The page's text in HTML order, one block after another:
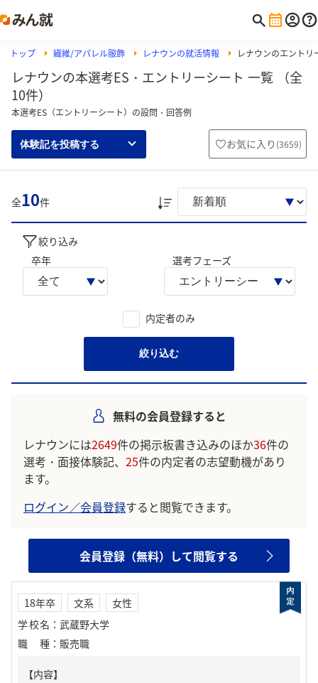
トップ 繊維/アパレル服飾 レナウンの就活情報 レナウンのエントリ
レナウンの本選考ES・エントリーシート 一覧 （全
10件）
本選考ES（エントリーシート）の設問・回答例
体験記を投稿する お気に入り (3659)
全10件
絞り込み
卒年
選考フェーズ
内定者のみ
絞り込む
無料の会員登録すると
レナウンには2649件の掲示板書き込みのほか36件の
選考・面接体験記、 25件の内定者の志望動機があり
ます。
ログイン／会員登録すると閲覧できます。
会員登録（無料）して閲覧する
18年卒 文系
女性
学校名 ： 武蔵野大学
職種 ： 販売職
【内容】